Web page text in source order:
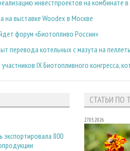
инвестпроектов на комбинате
на выставке Woodex в Москве
форум «Биотопливо России»
перевода котельных с мазута на
IX Биотопливного конгресса,
экспортировала 800
СТАТЬИ ПО
27.05.2026